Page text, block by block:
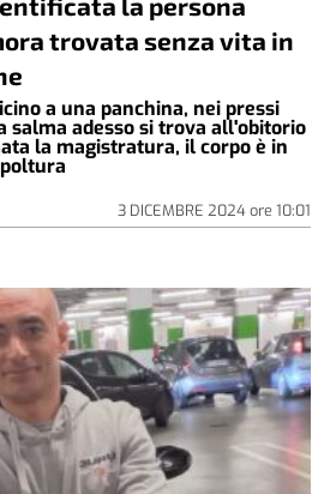
trovata senza vita in
a una panchina, nei pressi
salma adesso si trova all'obitorio
la magistratura, il corpo è in
3 DICEMBRE 2024ore 10:01